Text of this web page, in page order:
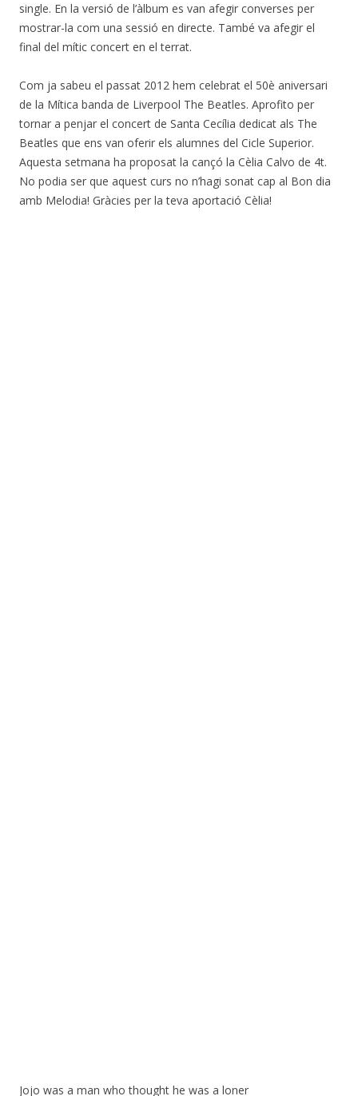
single. En la versió de l’àlbum es van afegir converses per
mostrar-la com una sessió en directe. També va afegir el
final del mític concert en el terrat.
Com ja sabeu el passat 2012 hem celebrat el 50è aniversari
de la Mítica banda de Liverpool The Beatles. Aprofito per
tornar a penjar el concert de Santa Cecília dedicat als The
Beatles que ens van oferir els alumnes del Cicle Superior.
Aquesta setmana ha proposat la cançó la Cèlia Calvo de 4t.
No podia ser que aquest curs no n’hagi sonat cap al Bon dia
amb Melodia! Gràcies per la teva aportació Cèlia!
Jojo was a man who thought he was a loner